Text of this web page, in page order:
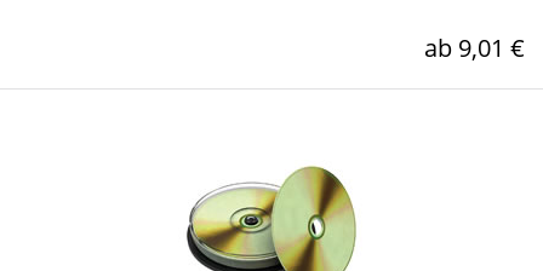
ab 9,01 €